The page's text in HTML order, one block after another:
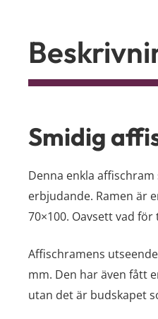
Smidig
Denna enkla
erbjudande. Ramen är
70×100. Oavsett vad
Affischramens
mm. Den har även fått
utan det är budskapet